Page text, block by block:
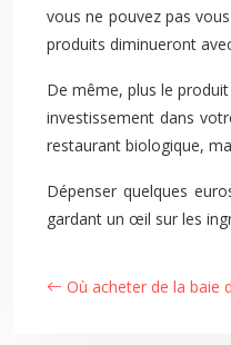
vous ne pouvez pas
produits diminueront
De même, plus le
investissement dans
restaurant biologique,
Dépenser quelques
gardant un œil sur les
Où acheter de la baie